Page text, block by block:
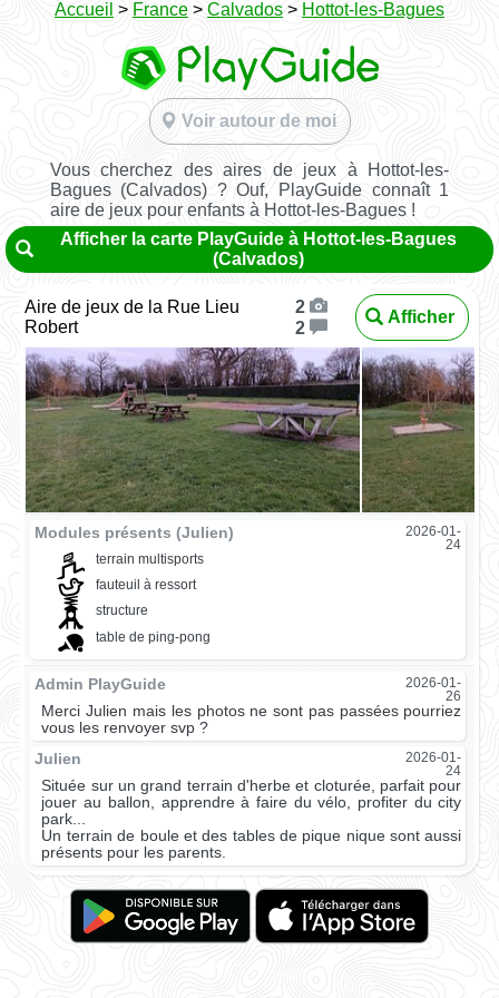
Accueil > France > Calvados > Hottot-les-Bagues
Voir autour de moi
Vous cherchez des aires de jeux à Hottot-les-
Bagues (Calvados) ? Ouf, PlayGuide connaît 1
aire de jeux pour enfants à Hottot-les-Bagues !
Afficher la carte PlayGuide à Hottot-les-Bagues
(Calvados)
Aire de jeux de la Rue Lieu
Robert
2
2
Afficher
Modules présents (Julien)
2026-01-
24
terrain multisports
fauteuil à ressort
structure
table de ping-pong
Admin PlayGuide
2026-01-
26
Merci Julien mais les photos ne sont pas passées pourriez
vous les renvoyer svp ?
Julien
2026-01-
24
Située sur un grand terrain d'herbe et cloturée, parfait pour
jouer au ballon, apprendre à faire du vélo, profiter du city
park...
Un terrain de boule et des tables de pique nique sont aussi
présents pour les parents.